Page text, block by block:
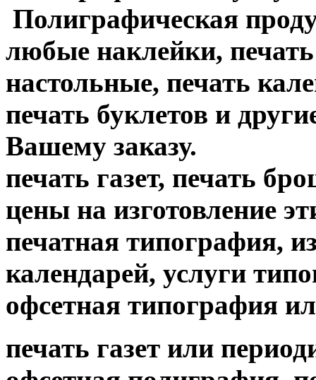
Полиграфическая
любые наклейки,
настольные, печать
печать буклетов и
Вашему заказу.
печать газет, печать
цены на
печатная типография,
календарей, услуги
офсетная типография
печать газет или